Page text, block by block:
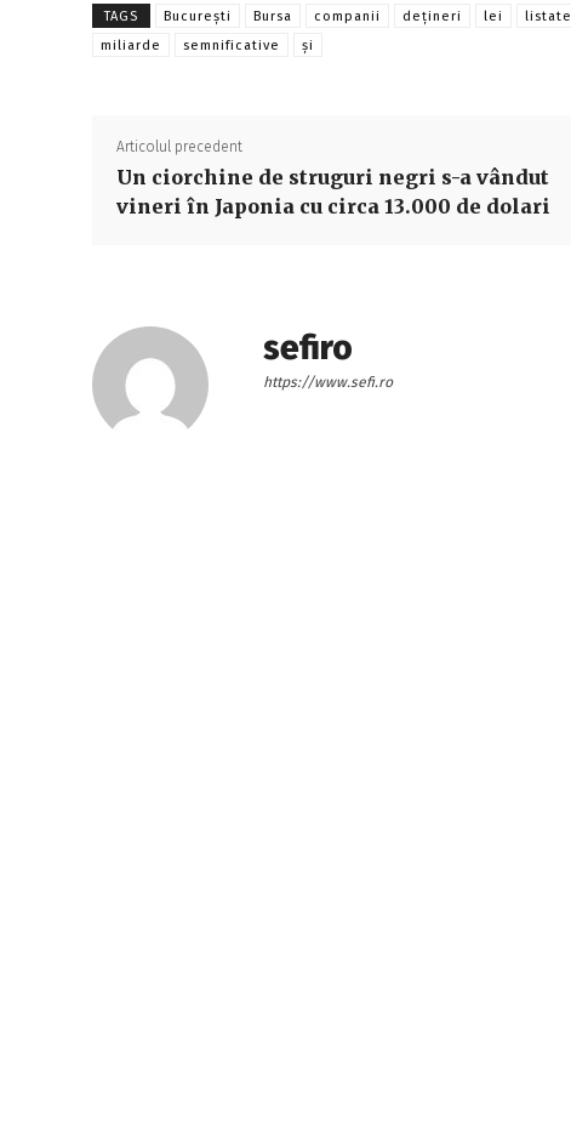
TAGS București Bursa companii deţineri lei
listate
miliarde
semnificative și
Articolul precedent
Un ciorchine de struguri negri s-a vândut
vineri în Japonia cu circa 13.000 de dolari
sefiro
https://www.sefi.ro